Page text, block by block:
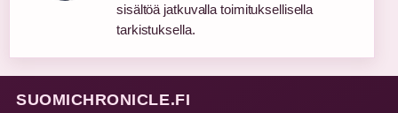
sisältöä jatkuvalla toimituksellisella
tarkistuksella.
SUOMICHRONICLE.FI